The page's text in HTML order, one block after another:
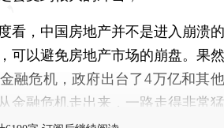
，中国房地产并不是进入崩溃
可以避免房地产市场的崩盘。果然
融危机，政府出台了4万亿和其
金融危机走出来，一路走得非常猛